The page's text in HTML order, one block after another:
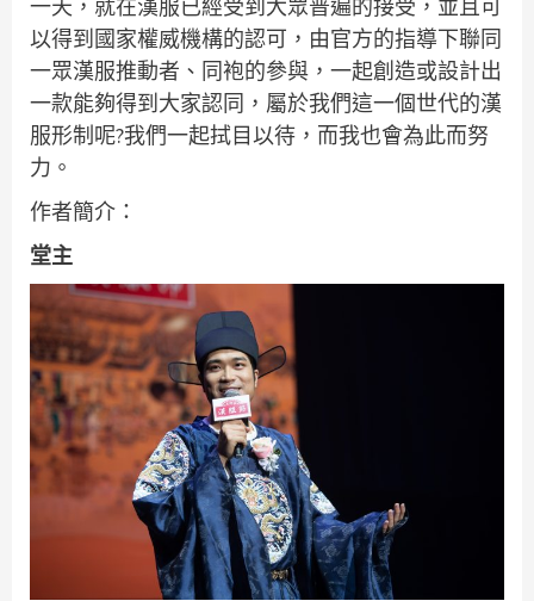
一天，就在漢服已經受到大眾普遍的接受，並且可
以得到國家權威機構的認可，由官方的指導下聯同
一眾漢服推動者、同袍的參與，一起創造或設計出
一款能夠得到大家認同，屬於我們這一個世代的漢
服形制呢?我們一起拭目以待，而我也會為此而努
力。
作者簡介：
堂主